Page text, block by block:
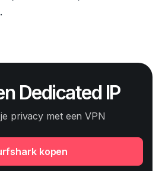
Dedicated IP
privacy met een VPN
kopen